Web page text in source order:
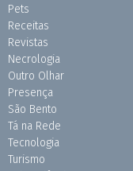
Pets
Receitas
Revistas
Necrologia
Outro Olhar
Presença
São Bento
Tá na Rede
Tecnologia
Turismo